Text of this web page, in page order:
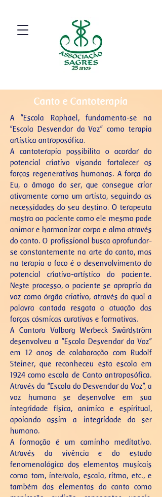
Canto e Cantoterapia
A “Escola Raphael, fundamenta-se na
“Escola Desvendar da Voz” como terapia
artística antroposófica.
A cantoterapia possibilita o acordar do
potencial criativo visando fortalecer as
forças regenerativas humanas. A força do
Eu, o âmago do ser, que consegue criar
ativamente como um artista, seguindo as
necessidades do seu destino. O terapeuta
mostra ao paciente como ele mesmo pode
animar e harmonizar corpo e alma através
do canto. O profissional busca aprofundar-
se constantemente na arte do canto, mas
na terapia o foco é o desenvolvimento do
potencial criativo-artístico do paciente.
Neste processo, o paciente se apropria da
voz como órgão criativo, através do qual a
palavra cantada resgata a atuação das
forças cósmicas curativas e formativas.
A Cantora Valborg Werbeck Swärdström
desenvolveu a “Escola Desvendar da Voz”
em 12 anos de colaboração com Rudolf
Steiner, que reconheceu esta escola em
1924 como escola de Canto antroposófica.
Através da “Escola do Desvendar da Voz”, a
voz humana se desenvolve em sua
integridade física, anímica e espiritual,
apoiando assim a integridade do ser
humano.
A formação é um caminho meditativo.
Através da vivência e do estudo
fenomenológico dos elementos musicais
como tom, intervalo, escala, ritmo, etc., e
também dos elementos do canto como